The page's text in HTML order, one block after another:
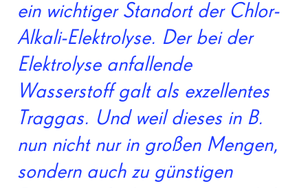
ein wichtiger Standort der Chlor-
Alkali-Elektrolyse. Der bei der
Elektrolyse anfallende
Wasserstoff galt als exzellentes
Traggas. Und weil dieses in B.
nun nicht nur in großen Mengen,
sondern auch zu günstigen